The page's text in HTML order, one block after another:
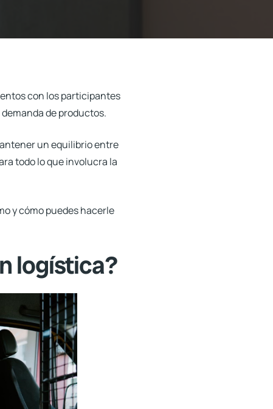
con los participantes
de productos.
un equilibrio entre
todo lo que involucra la
y cómo puedes hacerle
logística?